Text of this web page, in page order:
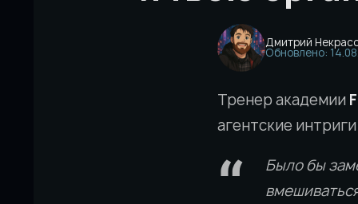
Дмитрий
Обновлено:
Тренер академии
агентские интриги
Было бы